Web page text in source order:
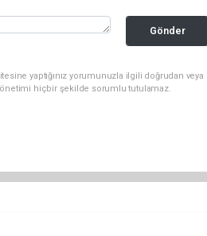
Gönder
yaptığınız yorumunuzla ilgili doğrudan veya
hiçbir şekilde sorumlu tutulamaz.